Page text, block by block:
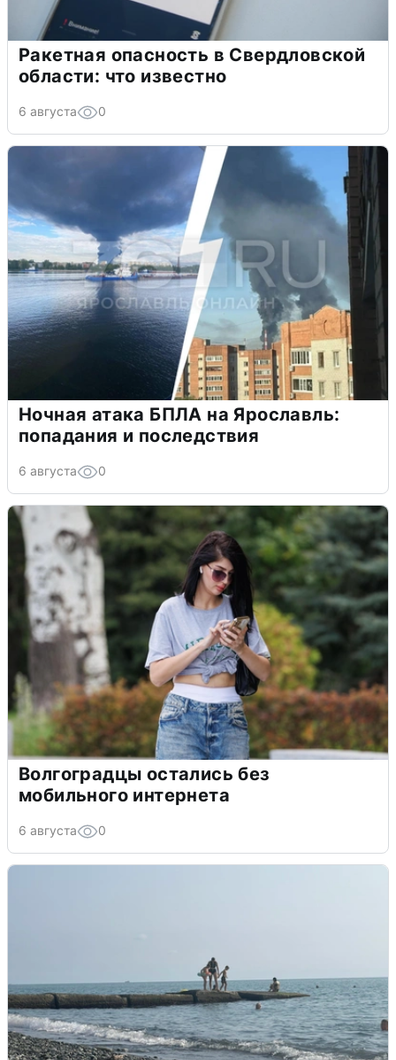
Ракетная опасность в Свердловской
области: что известно
6 августа 0
Ночная атака БПЛА на Ярославль:
попадания и последствия
6 августа 0
Волгоградцы остались без
мобильного интернета
6 августа 0